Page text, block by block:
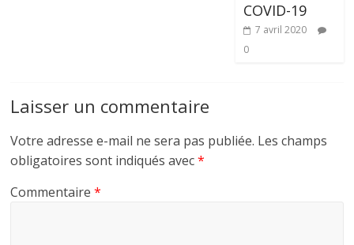
COVID-19
7 avril 2020
0
Laisser un commentaire
Votre adresse e-mail ne sera pas publiée. Les champs
obligatoires sont indiqués avec*
Commentaire*